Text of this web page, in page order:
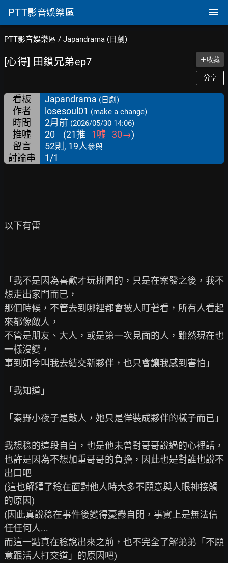
PTT影音娛樂區
PTT影音娛樂區 / Japandrama (日劇)
[心得] 田鎖兄弟ep7 ＋收藏
分享
看板 Japandrama (日劇)
作者 losesoul01 (make a change)
時間 2月前 (2026/05/30 14:06)
推噓 20 (21推 1噓 30→)
留言
52則, 19人參與
討論串 1/1
以下有雷
「我不是因為喜歡才玩拼圖的，只是在案發之後，我不
想走出家門而已，
那個時候，不管去到哪裡都會被人盯著看，所有人看起
來都像敵人，
不管是朋友、大人，或是第一次見面的人，雖然現在也
一樣沒變，
事到如今叫我去結交新夥伴，也只會讓我感到害怕」
「我知道」
「秦野小夜子是敵人，她只是佯裝成夥伴的樣子而已」
我想稔的這段自白，也是他未曾對哥哥說過的心裡話，
也許是因為不想加重哥哥的負擔，因此也是對誰也說不
出口吧
(這也解釋了稔在面對他人時大多不願意與人眼神接觸
的原因)
(因此真說稔在事件後變得憂鬱自閉，事實上是無法信
任任何人...
而這一點真在稔說出來之前，也不完全了解弟弟「不願
意跟活人打交道」的原因吧)